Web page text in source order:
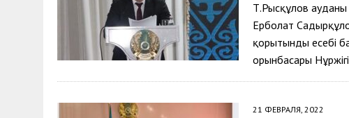
Т.Рысқұлов
Ерболат
қорытынды есебі
орынбасары
21 ФЕВРАЛЯ, 2022